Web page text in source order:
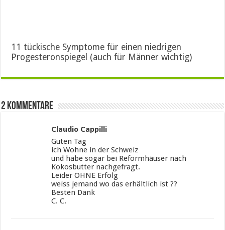
11 tückische Symptome für einen niedrigen
Progesteronspiegel (auch für Männer wichtig)
2 Kommentare
Claudio Cappilli
Guten Tag
ich Wohne in der Schweiz
und habe sogar bei Reformhäuser nach
Kokosbutter nachgefragt.
Leider OHNE Erfolg
weiss jemand wo das erhältlich ist ??
Besten Dank
C. C.